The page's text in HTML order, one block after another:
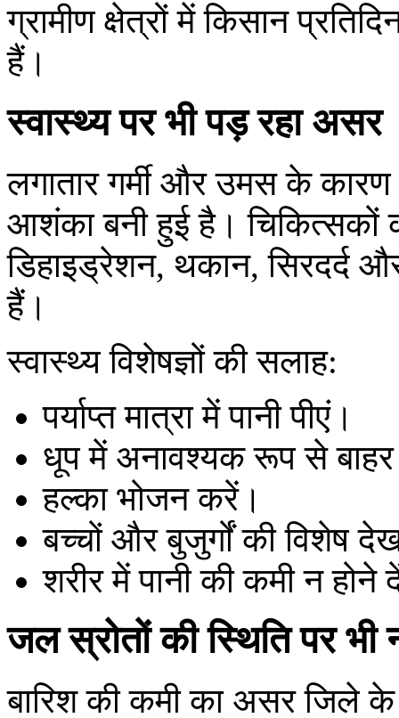
ग्रामीण क्षेत्रों में किसान
हैं।
स्वास्थ्य पर भी पड़ रहा असर
लगातार गर्मी और उमस के
आशंका बनी हुई है। चिकित्सकों
डिहाइड्रेशन, थकान,
हैं।
स्वास्थ्य विशेषज्ञों की सलाह:
पर्याप्त मात्रा में पानी पीएं।
धूप में अनावश्यक रूप से
हल्का भोजन करें।
बच्चों और बुजुर्गों की विशेष
शरीर में पानी की कमी न होने
जल स्रोतों की स्थिति पर भी
बारिश की कमी का असर जिले